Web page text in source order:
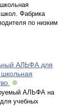
Фабрика
по низким
АЛЬФА для
АЛЬФА на
учебных